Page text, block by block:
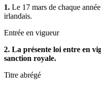
1. Le 17 mars de chaque
irlandais.
Entrée en vigueur
2. La présente loi entre en
sanction royale.
Titre abrégé